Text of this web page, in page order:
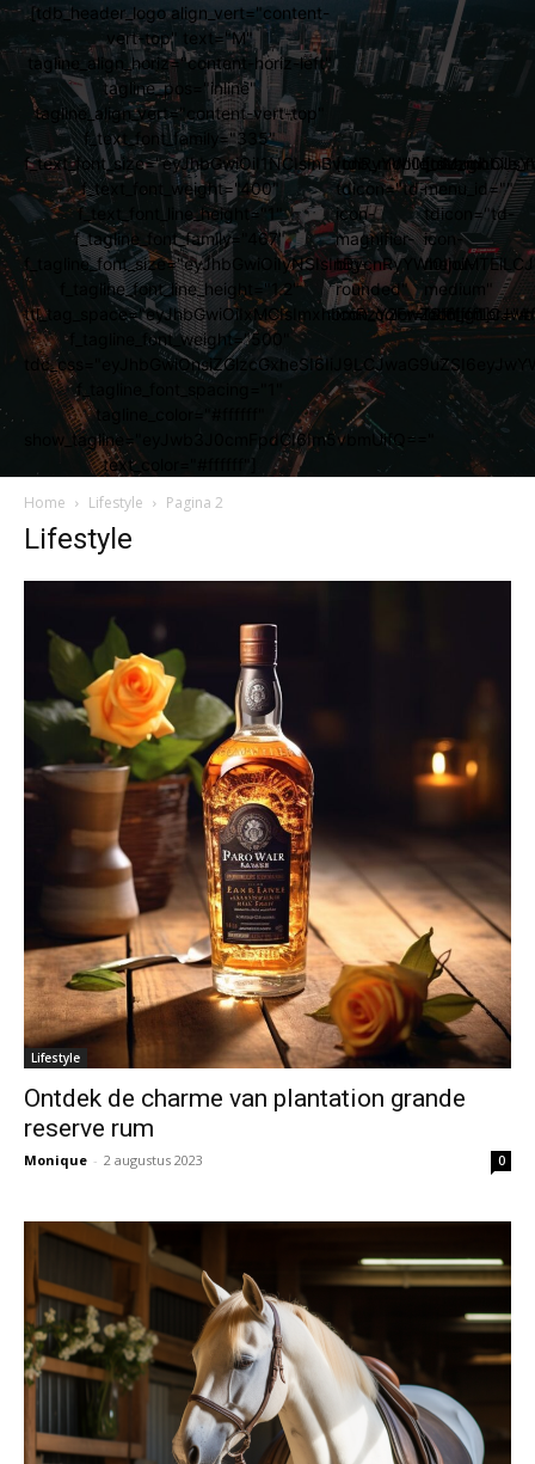
[tdb_header_logo align_vert="content-
vert-top" text="M"
tagline_align_horiz="content-horiz-left"
tagline_pos="inline"
tagline_align_vert="content-vert-top"
f_text_font_family="335"
f_text_font_weight="400"
f_text_font_line_height="1"
f_tagline_font_family="467"
f_tagline_font_line_height="1.2"
f_tagline_font_weight="500"
f_tagline_font_spacing="1"
tagline_color="#ffffff"
show_tagline="eyJwb3J0cmFpdCI6Im5vbmUifQ=="
text_color="#ffffff"]
[tdb_mobile_search
tdicon="td-
icon-
magnifier-
big-
rounded"
icon_color="#ffffff"]
menu_id=""
tdicon="td-
icon-
menu-
medium"
Home Lifestyle Pagina 2
Lifestyle
Lifestyle
Ontdek de charme van plantation grande
reserve rum
Monique - 2 augustus 2023 0